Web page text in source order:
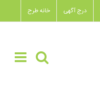
خانه طرح درج آگهی